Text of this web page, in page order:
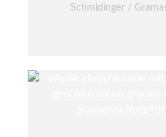
Schmidinger /